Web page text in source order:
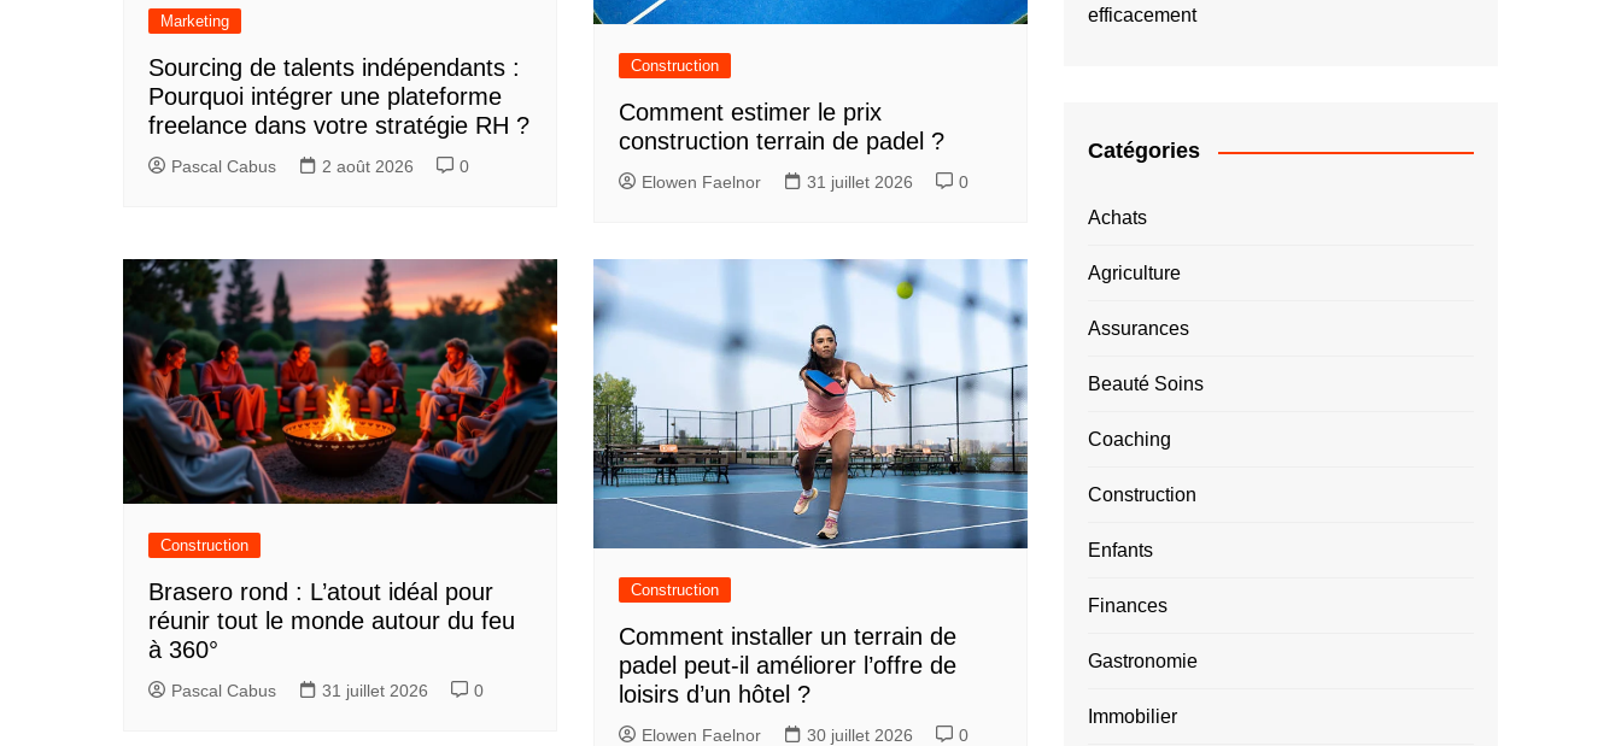
Marketing
Sourcing de talents indépendants :
Pourquoi intégrer une plateforme
freelance dans votre stratégie RH ?
Pascal Cabus 2 août 2026 0
Construction
Comment estimer le prix
construction terrain de padel ?
Elowen Faelnor 31 juillet 2026 0
Construction
Brasero rond : L’atout idéal pour
réunir tout le monde autour du feu
à 360°
Pascal Cabus 31 juillet 2026 0
Construction
Comment installer un terrain de
padel peut-il améliorer l’offre de
loisirs d’un hôtel ?
Elowen Faelnor 30 juillet 2026 0
efficacement
Catégories
Achats
Agriculture
Assurances
Beauté Soins
Coaching
Construction
Enfants
Finances
Gastronomie
Immobilier